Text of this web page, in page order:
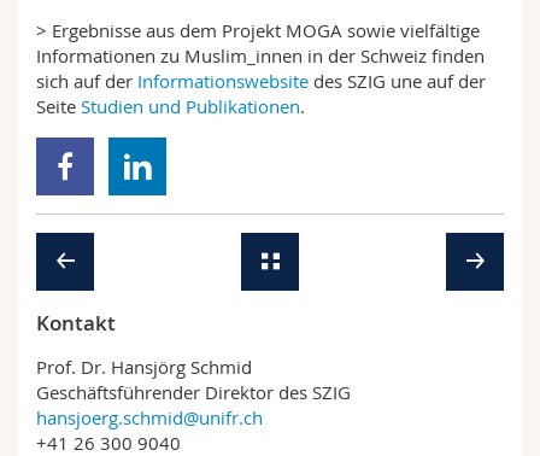
> Ergebnisse aus dem Projekt MOGA sowie vielfältige
Informationen zu Muslim_innen in der Schweiz finden
sich auf der Informationswebsite des SZIG une auf der
Seite Studien und Publikationen.
Kontakt
Prof. Dr. Hansjörg Schmid
Geschäftsführender Direktor des SZIG
hansjoerg.schmid@unifr.ch
+41 26 300 9040